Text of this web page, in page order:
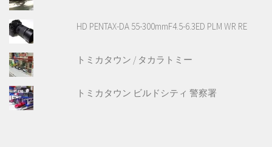
HD PENTAX-DA 55-300mmF4.5-6.3ED PLM WR RE
トミカタウン / タカラトミー
トミカタウン ビルドシティ 警察署